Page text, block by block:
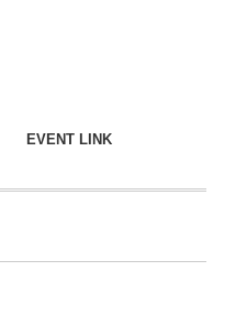
EVENT LINK